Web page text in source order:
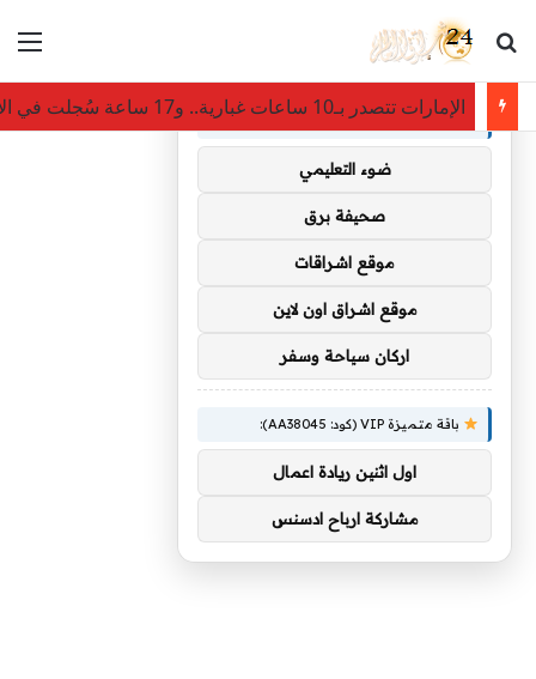
بحث عن
الإمارات تتصدر بـ10 ساعات غبارية.. و17 ساعة سُجلت في الإقليم خلال 8 أغسطس
توصيات :
باقة متميزة VIP (كود: AA35872):
ضوء التعليمي
صحيفة برق
موقع اشراقات
موقع اشراق اون لاين
اركان سياحة وسفر
باقة متميزة VIP (كود: AA38045):
اول اثنين ريادة اعمال
مشاركة ارباح ادسنس